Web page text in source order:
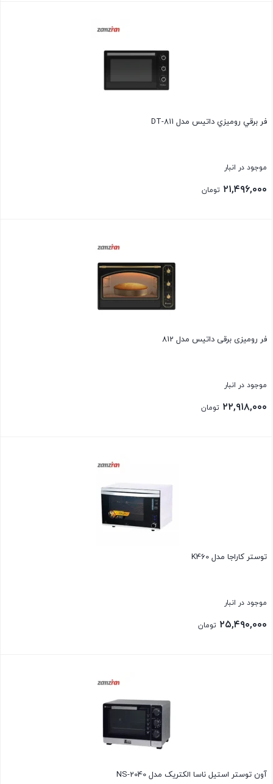
فر برقي روميزي داتیس مدل DT-811
موجود در انبار
۲۱,۴۹۶,۰۰۰ تومان
فر روميزی برقی داتیس مدل 812
موجود در انبار
۲۲,۹۱۸,۰۰۰ تومان
توستر كاراجا مدل K460
موجود در انبار
۲۵,۴۹۰,۰۰۰ تومان
آون توستر استیل ناسا الکتریک مدل NS-2040